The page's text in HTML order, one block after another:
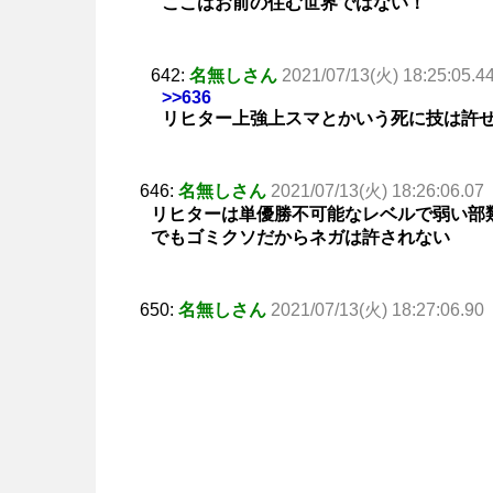
642: 名無しさん 2021/07/13(火)
>>636
リヒター上強上スマとかいう死に技は許
646: 名無しさん 2021/07/13(火) 18:26:06.07
リヒターは単優勝不可能なレベルで弱い部
でもゴミクソだからネガは許されない
650: 名無しさん 2021/07/13(火) 18:27:06.90